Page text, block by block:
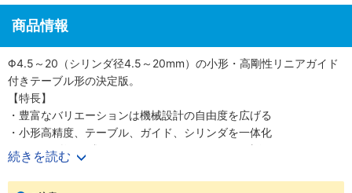
商品情報
Φ4.5～20（シリンダ径4.5～20mm）の小形・高剛性リニアガイド
付きテーブル形の決定版。
【特長】
・豊富なバリエーションは機械設計の自由度を広げる
・小形高精度、テーブル、ガイド、シリンダを一体化
・シリンダ径6種類Φ4.5、6、8、10、12、20（直径4.5、6、8、
10、12、20mm）
・精密に長さを測定可能なストロークセンサも選択可能
続きを読む